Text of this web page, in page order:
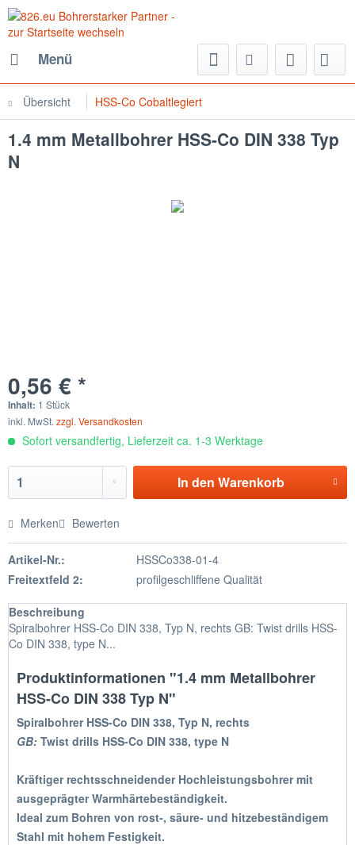
Menü
Übersicht HSS-Co Cobaltlegiert
1.4 mm Metallbohrer HSS-Co DIN 338 Typ
N
0,56 € *
Inhalt: 1 Stück
inkl. MwSt. zzgl. Versandkosten
Sofort versandfertig, Lieferzeit ca. 1-3 Werktage
In den Warenkorb
Merken Bewerten
Artikel-Nr.:
HSSCo338-01-4
Freitextfeld 2:
profilgeschliffene Qualität
Beschreibung
Spiralbohrer HSS-Co DIN 338, Typ N, rechts GB: Twist drills HSS-
Co DIN 338, type N...
Produktinformationen "1.4 mm Metallbohrer
HSS-Co DIN 338 Typ N"
Spiralbohrer HSS-Co DIN 338, Typ N, rechts
GB: Twist drills HSS-Co DIN 338, type N
Kräftiger rechtsschneidender Hochleistungsbohrer mit
ausgeprägter Warmhärtebeständigkeit.
Ideal zum Bohren von rost-, säure- und hitzebeständigem
Stahl mit hohem Festigkeit.